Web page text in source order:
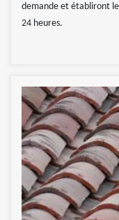
demande et établiront
24 heures.